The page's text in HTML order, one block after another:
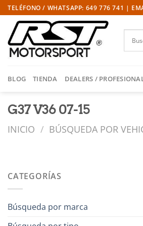
Saltar
al
contenido
TELÉFONO / WHATSAPP: 649 776 741 |
BLOG TIENDA DEALERS /
G37 V36 07-15
INICIO / BÚSQUEDA POR
CATEGORÍAS
Búsqueda por marca